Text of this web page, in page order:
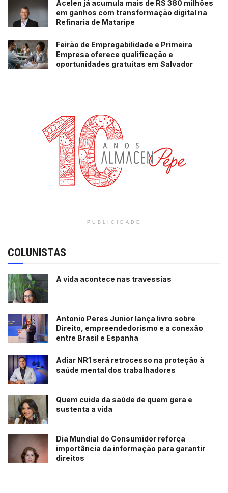
Acelen já acumula mais de R$ 380 milhões
em ganhos com transformação digital na
Refinaria de Mataripe
Feirão de Empregabilidade e Primeira
Empresa oferece qualificação e
oportunidades gratuitas em Salvador
PUBLICIDADE
COLUNISTAS
A vida acontece nas travessias
Antonio Peres Junior lança livro sobre
Direito, empreendedorismo e a conexão
entre Brasil e Espanha
Adiar NR1 será retrocesso na proteção à
saúde mental dos trabalhadores
Quem cuida da saúde de quem gera e
sustenta a vida
Dia Mundial do Consumidor reforça
importância da informação para garantir
direitos